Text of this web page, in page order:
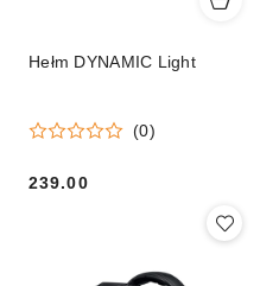
Hełm DYNAMIC Light
(0)
239.00